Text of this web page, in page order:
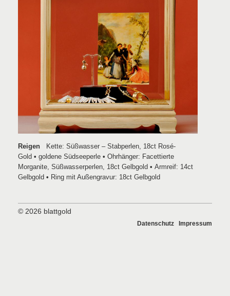
Reigen
Kette: Süßwasser – Stabperlen, 18ct Rosé-
Gold • goldene Südseeperle • Ohrhänger: Facettierte
Morganite, Süßwasserperlen, 18ct Gelbgold • Armreif: 14ct
Gelbgold • Ring mit Außengravur: 18ct Gelbgold
© 2026 blattgold
Datenschutz Impressum